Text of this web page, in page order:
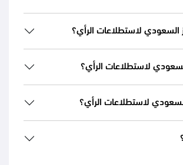
السعودي لاستطلاعات الرأي؟
لاستطلاعات الرأي؟
لاستطلاعات الرأي؟